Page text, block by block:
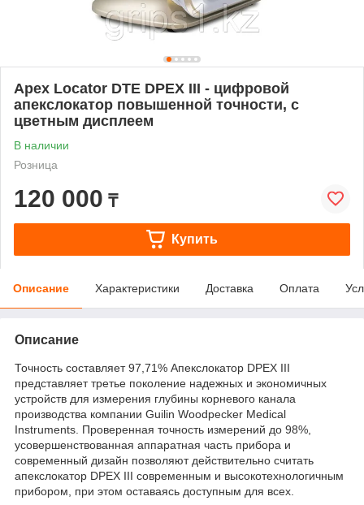
Apex Locator DTE DPEX III - цифровой
апекслокатор повышенной точности, с
цветным дисплеем
В наличии
Розница
120 000 ₸
Купить
Описание Характеристики Доставка Оплата
Описание
Точность составляет 97,71% Апекслокатор DPEX III
представляет третье поколение надежных и экономичных
устройств для измерения глубины корневого канала
производства компании Guilin Woodpecker Medical
Instruments. Проверенная точность измерений до 98%,
усовершенствованная аппаратная часть прибора и
современный дизайн позволяют действительно считать
апекслокатор DPEX III современным и высокотехнологичным
прибором, при этом оставаясь доступным для всех.